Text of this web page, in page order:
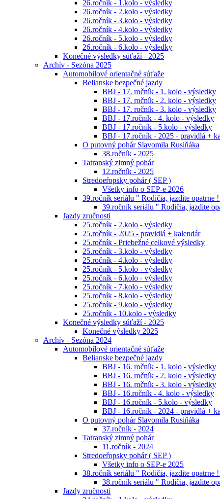
26.ročník - 1.kolo - výsledky
26.ročník - 2.kolo - výsledky
26.ročník - 3.kolo - výsledky
26.ročník - 4.kolo - výsledky
26.ročník - 5.kolo - výsledky
26.ročník - 6.kolo - výsledky
Konečné výsledky súťaží - 2025
Archív - Sezóna 2025
Automobilové orientačné súťaže
Belianske bezpečné jazdy
BBJ - 17. ročník - 1. kolo - výsledky
BBJ - 17. ročník - 2. kolo - výsledky
BBJ - 17. ročník - 3. kolo - výsledky
BBJ - 17.ročník - 4. kolo - výsledky
BBJ - 17.ročník - 5.kolo - výsledky
BBJ - 17.ročník - 2025 - pravidlá +
O putovný pohár Slavomila Rusiňáka
38.ročník - 2025
Tatranský zimný pohár
12.ročník - 2025
Stredoeŕopsky pohár ( SEP )
Všetky info o SEP-e 2026
39.ročník seriálu " Rodičia, jazdite opatrne
39.ročník seriálu " Rodičia, jazdite
Jazdy zručnosti
25.ročník - 2.kolo - výsledky
25.ročník - 2025 - pravidlá + kalendár
25.ročník - Priebežné celkové výsledky
25.ročník - 3.kolo - výsledky
25.ročník - 4.kolo - výsledky
25.ročník - 5.kolo - výsledky
25.ročník - 6.kolo - výsledky
25.ročník - 7.kolo - výsledky
25.ročník - 8.kolo - výsledky
25.ročník - 9.kolo - výsledky
25.ročník - 10.kolo - výsledky
Konečné výsledky súťaží - 2025
Konečné výsledky 2025
Archív - Sezóna 2024
Automobilové orientačné súťaže
Belianske bezpečné jazdy
BBJ - 16. ročník - 1. kolo - výsledky
BBJ - 16. ročník - 2. kolo - výsledky
BBJ - 16. ročník - 3. kolo - výsledky
BBJ - 16.ročník - 4. kolo - výsledky
BBJ - 16.ročník - 5.kolo - výsledky
BBJ - 16.ročník - 2024 - pravidlá +
O putovný pohár Slavomila Rusiňáka
37.ročník - 2024
Tatranský zimný pohár
11.ročník - 2024
Stredoeŕopsky pohár ( SEP )
Všetky info o SEP-e 2025
38.ročník seriálu " Rodičia, jazdite opatrne
38.ročník seriálu " Rodičia, jazdite
Jazdy zručnosti